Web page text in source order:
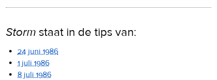
Storm staat in de tips van:
24 juni 1986
1 juli 1986
8 juli 1986